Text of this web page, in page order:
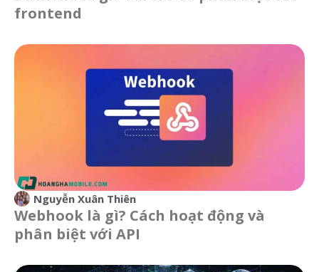
frontend
Nguyễn Xuân Thiên
Webhook là gì? Cách hoạt động và
phân biệt với API